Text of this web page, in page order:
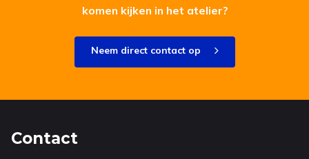
komen kijken in het atelier?
Neem direct contact op
Contact